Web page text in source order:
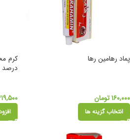
پماد رهامین رها
۱۶۰,۰۰۰تومان
انتخاب گزینه ها
درصد